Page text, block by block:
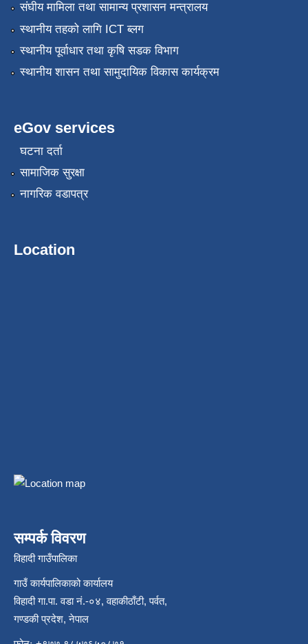
संघीय मामिला तथा सामान्य प्रशासन मन्त्रालय
स्थानीय तहको लागि ICT ब्लग
स्थानीय पूर्वाधार तथा कृषि सडक विभाग
स्थानीय शासन तथा सामुदायिक विकास कार्यक्रम
eGov services
घटना दर्ता
सामाजिक सुरक्षा
नागरिक वडापत्र
Location
सम्पर्क विवरण
विहादी गाउँपालिका
गाउँ कार्यपालिकाको कार्यालय
विहादी गा.पा. वडा नं.-०४, वहाकीठाँटी, पर्वत,
गण्डकी प्रदेश, नेपाल